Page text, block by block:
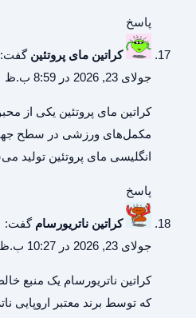
پاسخ
کراتین مای پروتئین گفت:
جولای 23, 2026 در 8:59 ب.ظ
کراتین مای پروتئین یکی از
مکمل‌های ورزشی در سطح
انگلیسی مای پروتئین تولید
پاسخ
کراتین ناتریورسام گفت:
جولای 23, 2026 در 10:27 ب.ظ
کراتین ناتریورسام یک منبع
که توسط برند معتبر اروپایی